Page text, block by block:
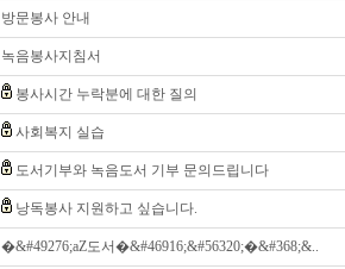
방문봉사 안내
녹음봉사지침서
봉사시간 누락분에 대한 질의
사회복지 실습
도서기부와 녹음도서 기부 문의드립니다
낭독봉사 지원하고 싶습니다.
�&#49276;aZ도서�&#46916;&#56320;�&#368;&..